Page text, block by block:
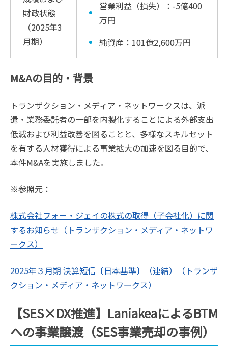
財政状態
（2025年3
月期）
営業利益（損失）：-5億400
万円
純資産：101億2,600万円
M&Aの目的・背景
トランザクション・メディア・ネットワークスは、派
遣・業務委託者の一部を内製化することによる外部支出
低減および利益改善を図ることと、多様なスキルセット
を有する人材獲得による事業拡大の加速を図る目的で、
本件M&Aを実施しました。
※参照元：
株式会社フォー・ジェイの株式の取得（子会社化）に関
するお知らせ（トランザクション・メディア・ネットワ
ークス）
2025年３月期 決算短信〔日本基準〕（連結）（トランザ
クション・メディア・ネットワークス）
【SES×DX推進】LaniakeaによるBTM
への事業譲渡（SES事業売却の事例）